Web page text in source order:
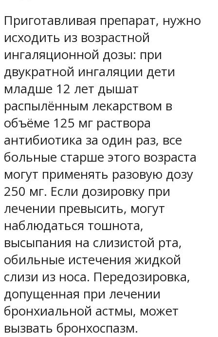
Приготавливая препарат, нужно
исходить из возрастной
ингаляционной дозы: при
двукратной ингаляции дети
младше 12 лет дышат
распылённым лекарством в
объёме 125 мг раствора
антибиотика за один раз, все
больные старше этого возраста
могут применять разовую дозу
250 мг. Если дозировку при
лечении превысить, могут
наблюдаться тошнота,
высыпания на слизистой рта,
обильные истечения жидкой
слизи из носа. Передозировка,
допущенная при лечении
бронхиальной астмы, может
вызвать бронхоспазм.